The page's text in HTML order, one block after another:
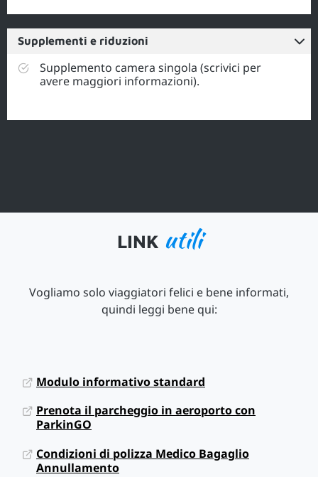
Supplementi e riduzioni
Supplemento camera singola (scrivici per
avere maggiori informazioni).
LINK utili
Vogliamo solo viaggiatori felici e bene informati,
quindi leggi bene qui:
Modulo informativo standard
Prenota il parcheggio in aeroporto con
ParkinGO
Condizioni di polizza Medico Bagaglio
Annullamento